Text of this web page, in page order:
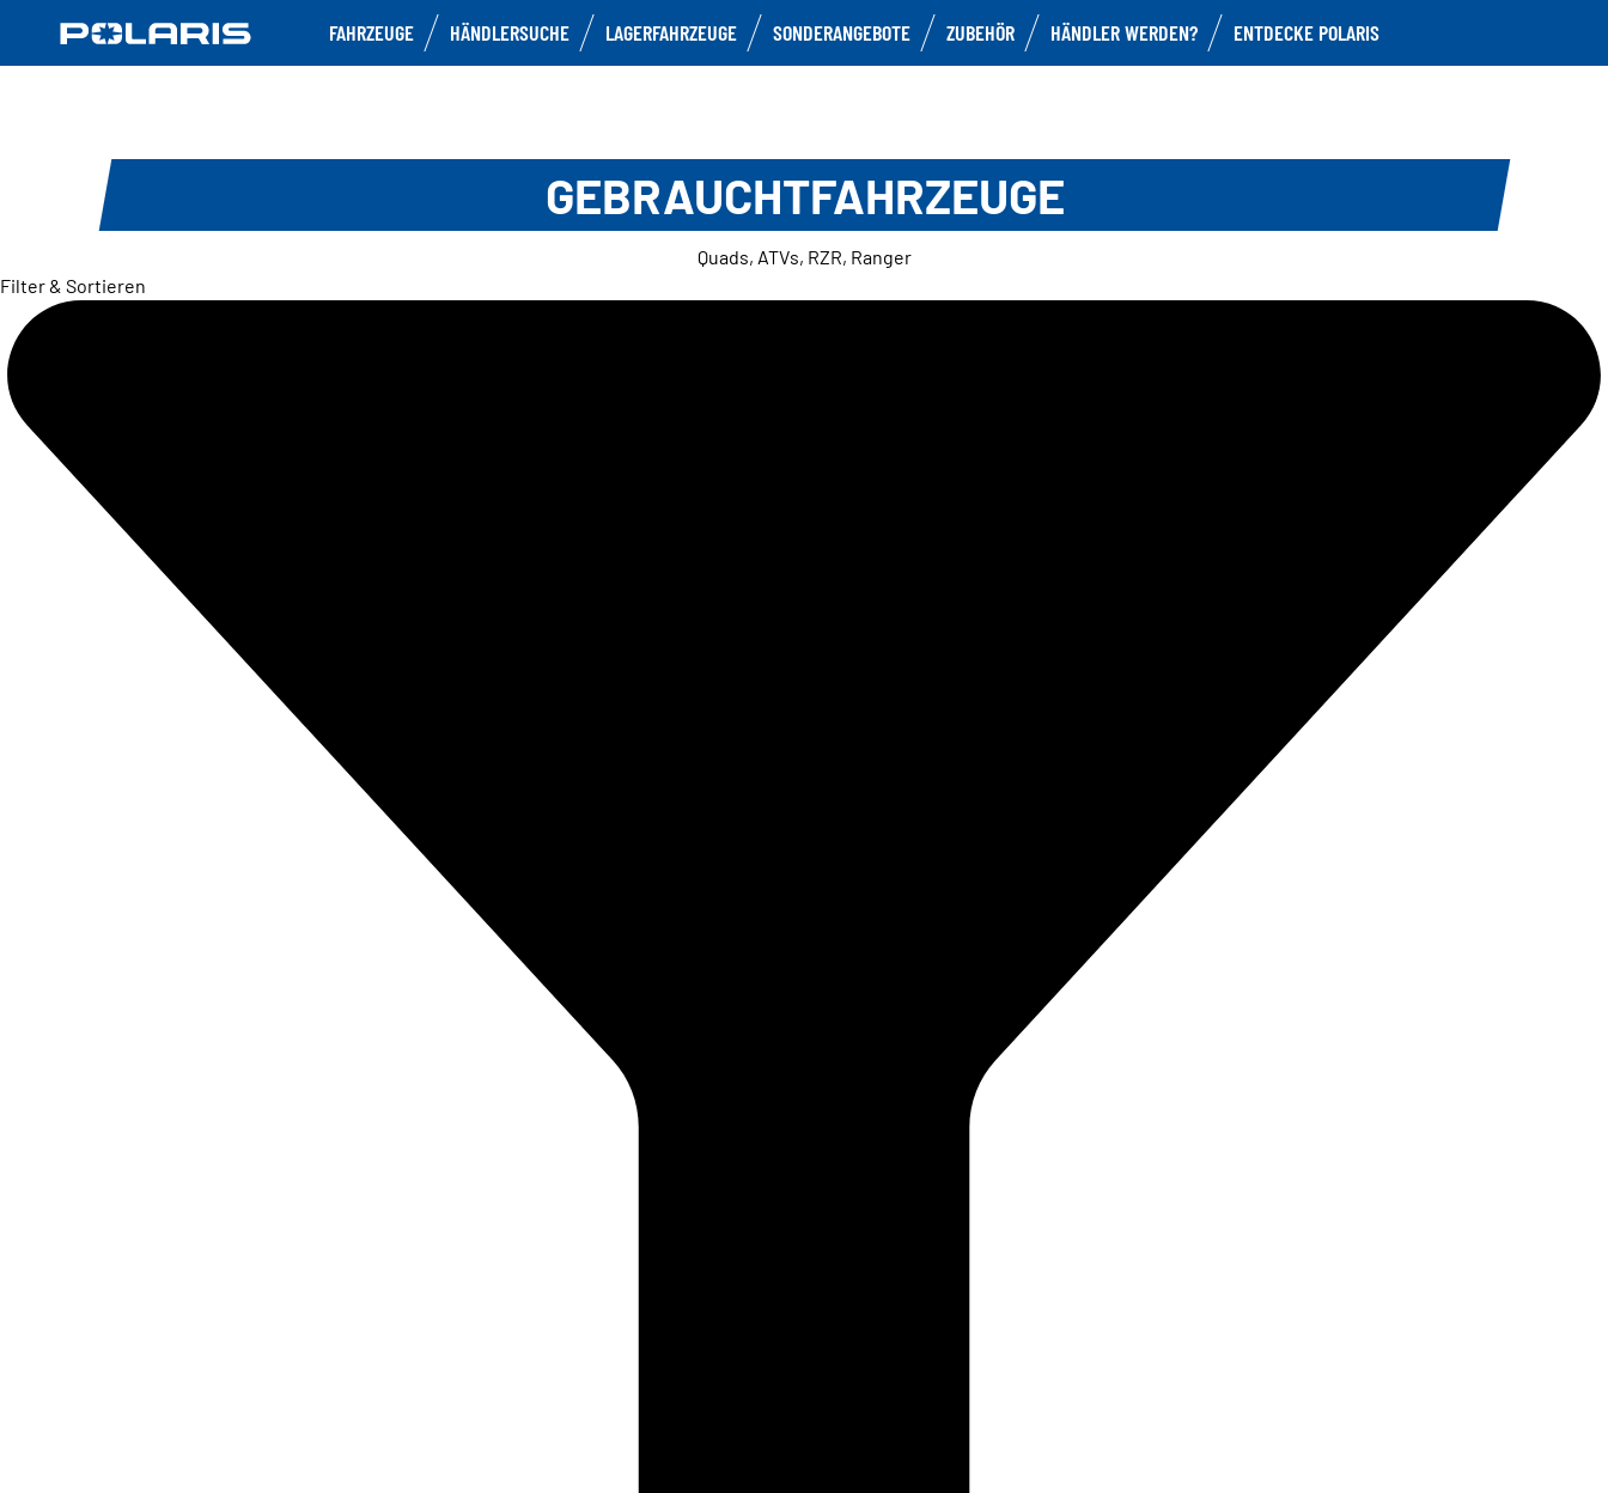
FAHRZEUGE HÄNDLERSUCHE LAGERFAHRZEUGE SONDERANGEBOTE ZUBEHÖR HÄNDLER WERDEN? ENTDECKE POLARIS
GEBRAUCHTFAHRZEUGE
Quads, ATVs, RZR, Ranger
Filter & Sortieren